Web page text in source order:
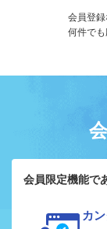
会員登録
何件でも
会員限定機能で
カ